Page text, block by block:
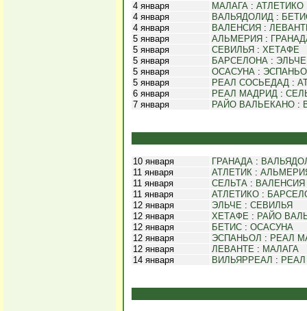
4 января МАЛАГА : АТЛЕТИКО
4 января
ВАЛЬЯДОЛИД :
4 января
ВАЛЕНСИЯ :
5 января
АЛЬМЕРИЯ :
5 января
СЕВИЛЬЯ : ХЕТАФЕ
5 января
БАРСЕЛОНА : ЭЛЬЧЕ
5 января
ОСАСУНА :
5 января
РЕАЛ СОСЬЕДАД :
6 января
РЕАЛ МАДРИД :
7 января
РАЙО ВАЛЬЕКАНО :
10 января ГРАНАДА :
11 января
АТЛЕТИК :
11 января
СЕЛЬТА : ВАЛЕНСИЯ
11 января
АТЛЕТИКО :
12 января
ЭЛЬЧЕ : СЕВИЛЬЯ
12 января
ХЕТАФЕ : РАЙО
12 января
БЕТИС : ОСАСУНА
12 января
ЭСПАНЬОЛ : РЕАЛ
12 января
ЛЕВАНТЕ : МАЛАГА
14 января
ВИЛЬЯРРЕАЛ :